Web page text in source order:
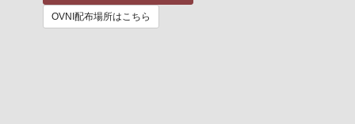
OVNI配布場所はこちら